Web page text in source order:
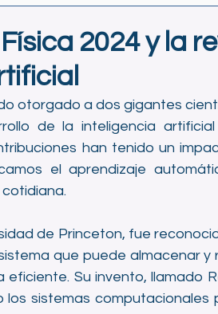
2024 y la
otorgado a dos gigantes
de la inteligencia artificial
han tenido un
el aprendizaje
de Princeton, fue
que puede almacenar y
Su invento, llamado
sistemas computacionales